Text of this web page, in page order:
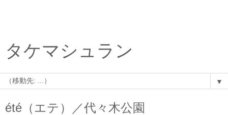
タケマシュラン
▼
été（エテ）／代々木公園